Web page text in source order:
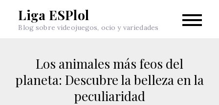
Liga ESPlol
Blog sobre videojuegos, ocio y variedades
Los animales más feos del
planeta: Descubre la belleza en la
peculiaridad